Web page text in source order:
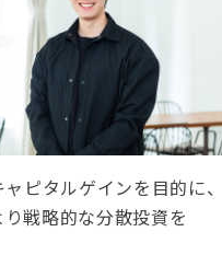
ャピタルゲインを目的に
戦略的な分散投資を